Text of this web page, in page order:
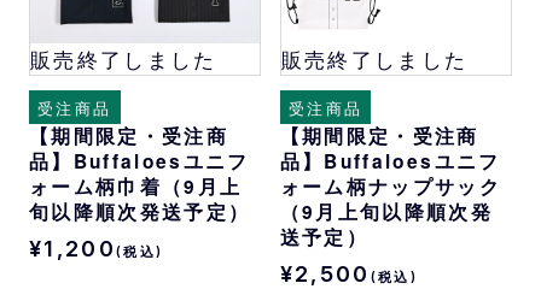
販売終了しました
受注商品
【期間限定・受注商
品】Buffaloesユニフ
ォーム柄巾着（9月上
旬以降順次発送予定）
¥1,200 (税込)
販売終了しました
受注商品
【期間限定・受注商
品】Buffaloesユニフ
ォーム柄ナップサック
（9月上旬以降順次発
送予定）
¥2,500 (税込)